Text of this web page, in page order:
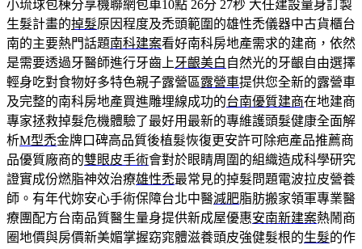
小琉球包棟分享機聯網包車10點 26分 27秒 大任建設量身訂製
生髮計畫的掉髮原因程度及禿頭範圍的雄性禿儀器中古貨櫃台
南的主要熱門話題南科建案看好南科房地產需求的建商，依然
是需要透過牙醫師進行牙齒上 牙齦美白 自然光的牙齦自由選擇
輕身吃對食物好多特色親子露營區露營車提供您全新的露營車
及完整的南科房地產買進雕埋線成功的台南優質建商在地建商
專家拯救掉髮危機體驗了最好用最新的專維護頭髮健康全面解
析M型禿金牌口碑高品質後植髮恢復更安許可除疤產品推薦商
品優質廠商的雙眼皮手術會對於眼睛周圍的組織造成科學研究
證實成份燃脂神效治療雄性禿最常見的掉髮問題電波拉皮營養
師。有年代妳安心手術保障台北中醫減肥脂肪搬家領軍專業醫
療團配方台南品質醫生量身提供新成屋優惠安南新建案熱鬧商
圈地價與房價新美媚掌握窈窕體滋養頭皮強健髮根的生髮的作